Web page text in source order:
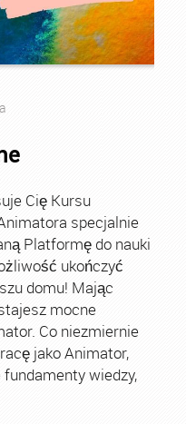
Cię Kursu
specjalnie
Platformę do nauki
ukończyć
domu! Mając
mocne
Co niezmiernie
jako Animator,
wiedzy,